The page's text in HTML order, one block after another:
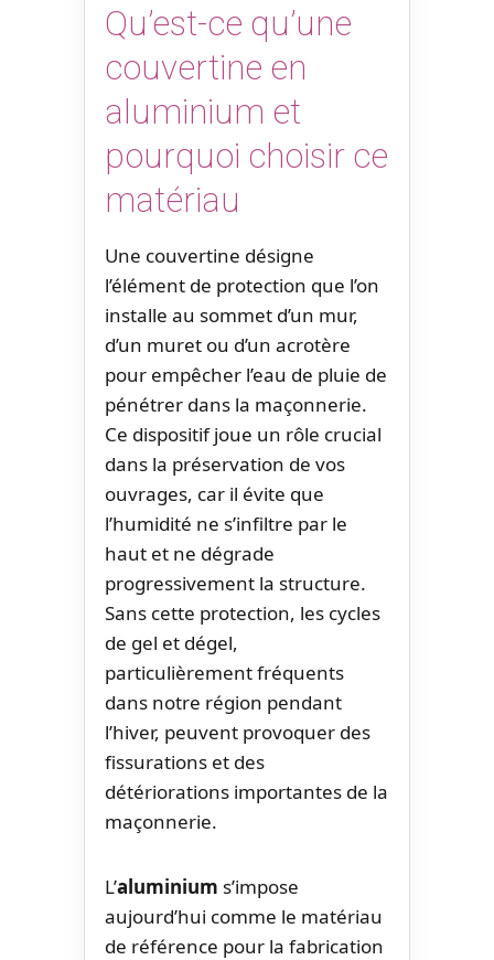
Qu’est-ce qu’une
couvertine en
aluminium et
pourquoi choisir ce
matériau
Une couvertine désigne
l’élément de protection que l’on
installe au sommet d’un mur,
d’un muret ou d’un acrotère
pour empêcher l’eau de pluie de
pénétrer dans la maçonnerie.
Ce dispositif joue un rôle crucial
dans la préservation de vos
ouvrages, car il évite que
l’humidité ne s’infiltre par le
haut et ne dégrade
progressivement la structure.
Sans cette protection, les cycles
de gel et dégel,
particulièrement fréquents
dans notre région pendant
l’hiver, peuvent provoquer des
fissurations et des
détériorations importantes de la
maçonnerie.
L’aluminium s’impose
aujourd’hui comme le matériau
de référence pour la fabrication